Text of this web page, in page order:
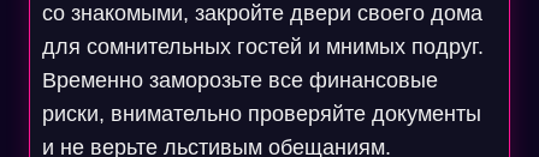
со знакомыми, закройте двери своего дома
для сомнительных гостей и мнимых подруг.
Временно заморозьте все финансовые
риски, внимательно проверяйте документы
и не верьте льстивым обещаниям.